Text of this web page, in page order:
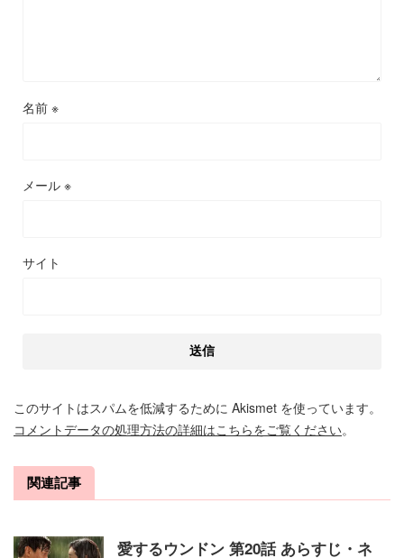
名前 ※
メール ※
サイト
このサイトはスパムを低減するために Akismet を使っています。
コメントデータの処理方法の詳細はこちらをご覧ください。
関連記事
愛するウンドン 第20話 あらすじ・ネ